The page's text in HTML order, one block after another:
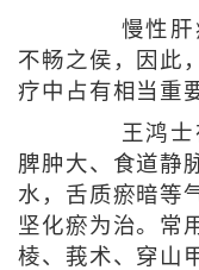
慢性肝
不畅之侯，因此
疗中占有相当重
王鸿士
脾肿大、食道静
水，舌质瘀暗等
坚化瘀为治。常
棱、莪术、穿山